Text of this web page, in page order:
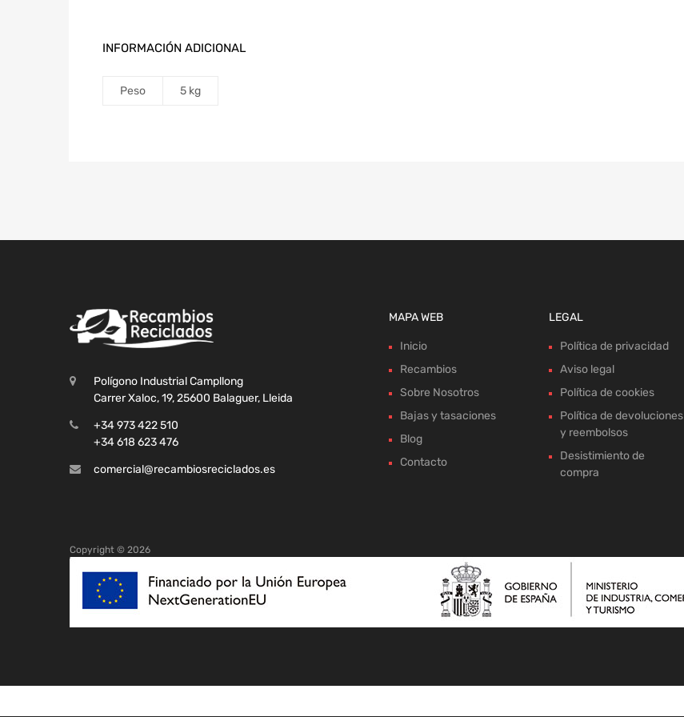
INFORMACIÓN ADICIONAL
Peso 5 kg
Polígono Industrial Campllong
Carrer Xaloc, 19, 25600 Balaguer, Lleida
+34 973 422 510
+34 618 623 476
comercial@recambiosreciclados.es
MAPA WEB
Inicio
Recambios
Sobre Nosotros
Bajas y tasaciones
Blog
Contacto
LEGAL
Política de privacidad
Aviso legal
Política de cookies
Política de devoluciones
y reembolsos
Desistimiento de
compra
Copyright © 2026